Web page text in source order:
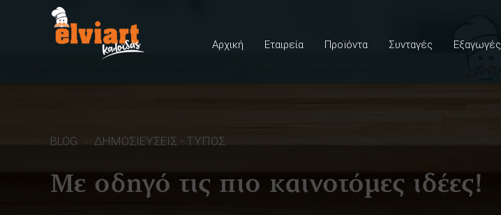
Αρχική Εταιρεία Προϊόντα Συνταγές Εξαγωγές
BLOG ΔΗΜΟΣΙΕΥΣΕΙΣ - ΤΥΠΟΣ
Με οδηγό τις πιο καινοτόμες ιδέες!